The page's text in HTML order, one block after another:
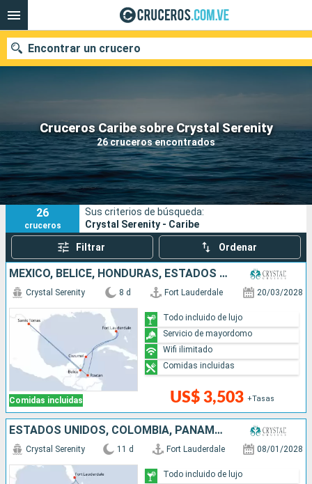
Cruceros Caribe sobre Crystal Serenity
26 cruceros encontrados
Encontrar un crucero
Nuestros destinos
Fecha de salida
Puertos Compañías
Buscar
26
cruceros
Sus criterios de búsqueda:
Crystal Serenity - Caribe
Filtrar Ordenar
MÉXICO, BELICE, HONDURAS, ESTADOS UNIDOS
Comidas incluidas
Crystal Serenity 8 d Fort Lauderdale 20/03/2028
US$ 3,503 +Tasas
Todo incluido de lujo
Servicio de mayordomo
Wifi ilimitado
Comidas incluidas
ESTADOS UNIDOS, COLOMBIA, PANAMÁ, COSTA RICA, HONDURAS, MÉXICO
Crystal Serenity 11 d Fort Lauderdale 08/01/2028
Todo incluido de lujo